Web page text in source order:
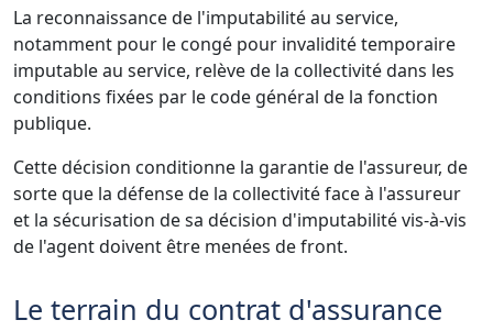
La reconnaissance de l'imputabilité au service,
notamment pour le congé pour invalidité temporaire
imputable au service, relève de la collectivité dans les
conditions fixées par le code général de la fonction
publique.
Cette décision conditionne la garantie de l'assureur, de
sorte que la défense de la collectivité face à l'assureur
et la sécurisation de sa décision d'imputabilité vis-à-vis
de l'agent doivent être menées de front.
Le terrain du contrat d'assurance